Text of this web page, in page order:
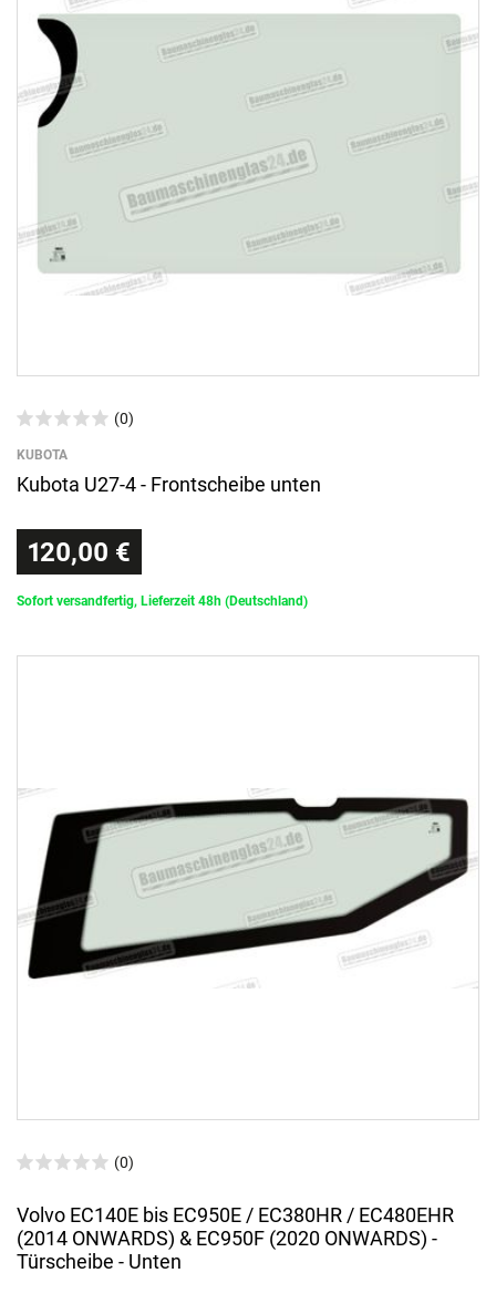
(0)
KUBOTA
Kubota U27-4 - Frontscheibe unten
120,00 €
Sofort versandfertig, Lieferzeit 48h (Deutschland)
(0)
Volvo EC140E bis EC950E / EC380HR / EC480EHR
(2014 ONWARDS) & EC950F (2020 ONWARDS) -
Türscheibe - Unten